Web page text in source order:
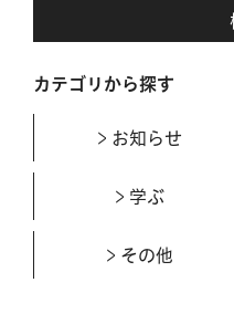
カテゴリから探す
お知らせ
学ぶ
その他